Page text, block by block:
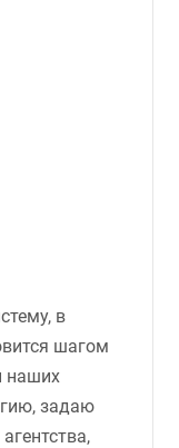
в
шагом
наших
задаю